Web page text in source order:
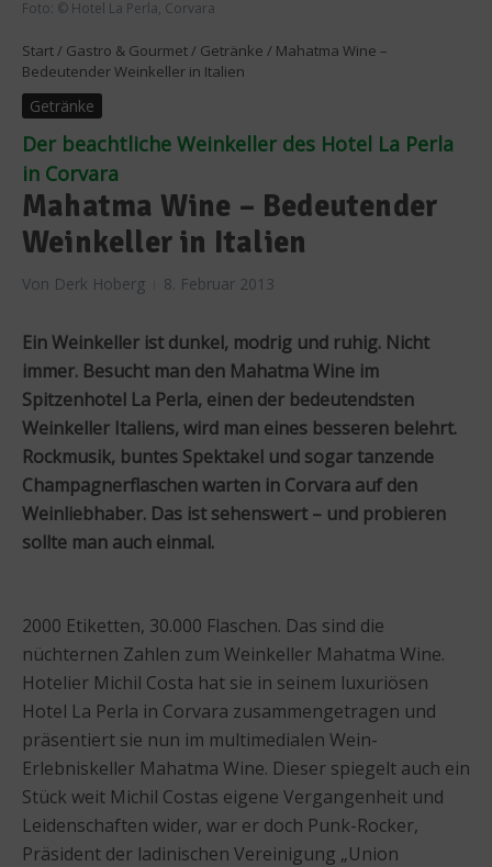
Foto: © Hotel La Perla, Corvara
Start / Gastro & Gourmet / Getränke / Mahatma Wine –
Bedeutender Weinkeller in Italien
Getränke
Der beachtliche Weinkeller des Hotel La Perla
in Corvara
Mahatma Wine – Bedeutender
Weinkeller in Italien
Von Derk Hoberg 8. Februar 2013
Ein Weinkeller ist dunkel, modrig und ruhig. Nicht
immer. Besucht man den Mahatma Wine im
Spitzenhotel La Perla, einen der bedeutendsten
Weinkeller Italiens, wird man eines besseren belehrt.
Rockmusik, buntes Spektakel und sogar tanzende
Champagnerflaschen warten in Corvara auf den
Weinliebhaber. Das ist sehenswert – und probieren
sollte man auch einmal.
2000 Etiketten, 30.000 Flaschen. Das sind die
nüchternen Zahlen zum Weinkeller Mahatma Wine.
Hotelier Michil Costa hat sie in seinem luxuriösen
Hotel La Perla in Corvara zusammengetragen und
präsentiert sie nun im multimedialen Wein-
Erlebniskeller Mahatma Wine. Dieser spiegelt auch ein
Stück weit Michil Costas eigene Vergangenheit und
Leidenschaften wider, war er doch Punk-Rocker,
Präsident der ladinischen Vereinigung „Union